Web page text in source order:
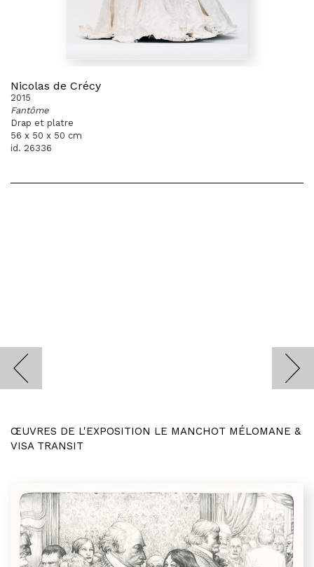
Nicolas de Crécy
2015
Fantôme
Drap et platre
56 x 50 x 50 cm
id. 26336
ŒUVRES DE L'EXPOSITION LE MANCHOT MÉLOMANE &
VISA TRANSIT